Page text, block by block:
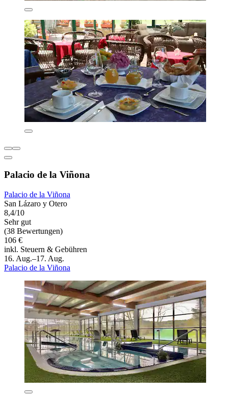
Palacio de la Viñona
Palacio de la Viñona
San Lázaro y Otero
8,4/10
Sehr gut
(38 Bewertungen)
106 €
inkl. Steuern & Gebühren
16. Aug.–17. Aug.
Palacio de la Viñona